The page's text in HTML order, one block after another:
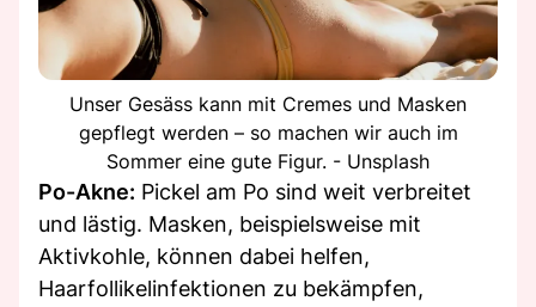
Unser Gesäss kann mit Cremes und Masken
gepflegt werden – so machen wir auch im
Sommer eine gute Figur. - Unsplash
Po-Akne: Pickel am Po sind weit verbreitet
und lästig. Masken, beispielsweise mit
Aktivkohle, können dabei helfen,
Haarfollikelinfektionen zu bekämpfen,